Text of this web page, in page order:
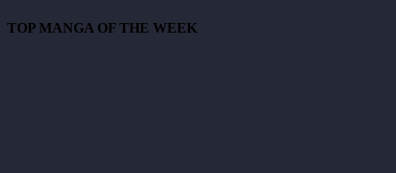
TOP MANGA OF THE WEEK